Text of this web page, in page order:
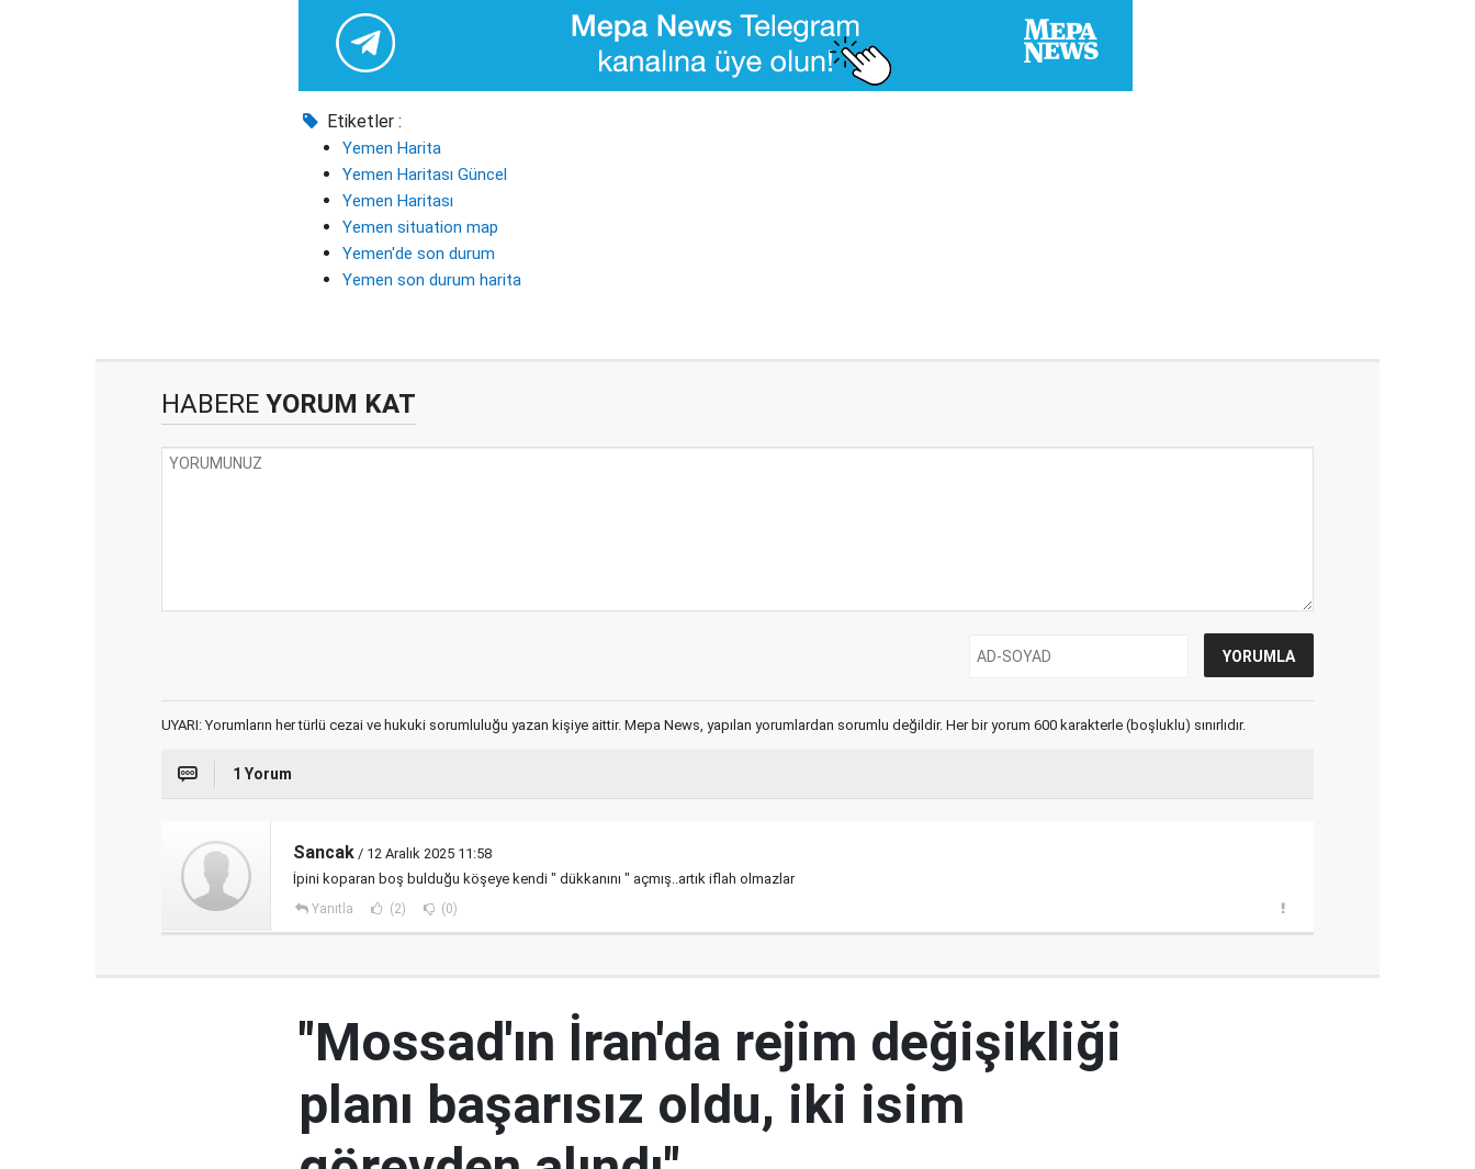
Etiketler :
Yemen Harita
Yemen Haritası Güncel
Yemen Haritası
Yemen situation map
Yemen'de son durum
Yemen son durum harita
HABERE YORUM KAT
UYARI: Yorumların her türlü cezai ve hukuki sorumluluğu yazan kişiye aittir. Mepa News, yapılan yorumlardan sorumlu değildir. Her bir yorum 600 karakterle (boşluklu) sınırlıdır.
1 Yorum
Sancak / 12 Aralık 2025 11:58
İpini koparan boş bulduğu köşeye kendi " dükkanını " açmış..artık iflah olmazlar
Yanıtla (2) (0)
"Mossad'ın İran'da rejim değişikliği
planı başarısız oldu, iki isim